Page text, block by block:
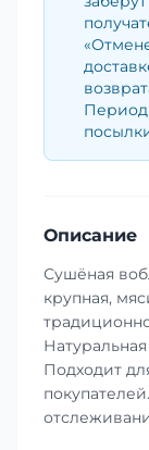
Период
Описание
Сушёная
крупная,
Подходит